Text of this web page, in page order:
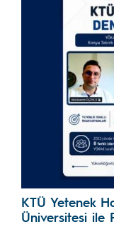
KTÜ Yetenek
Üniversitesi ile